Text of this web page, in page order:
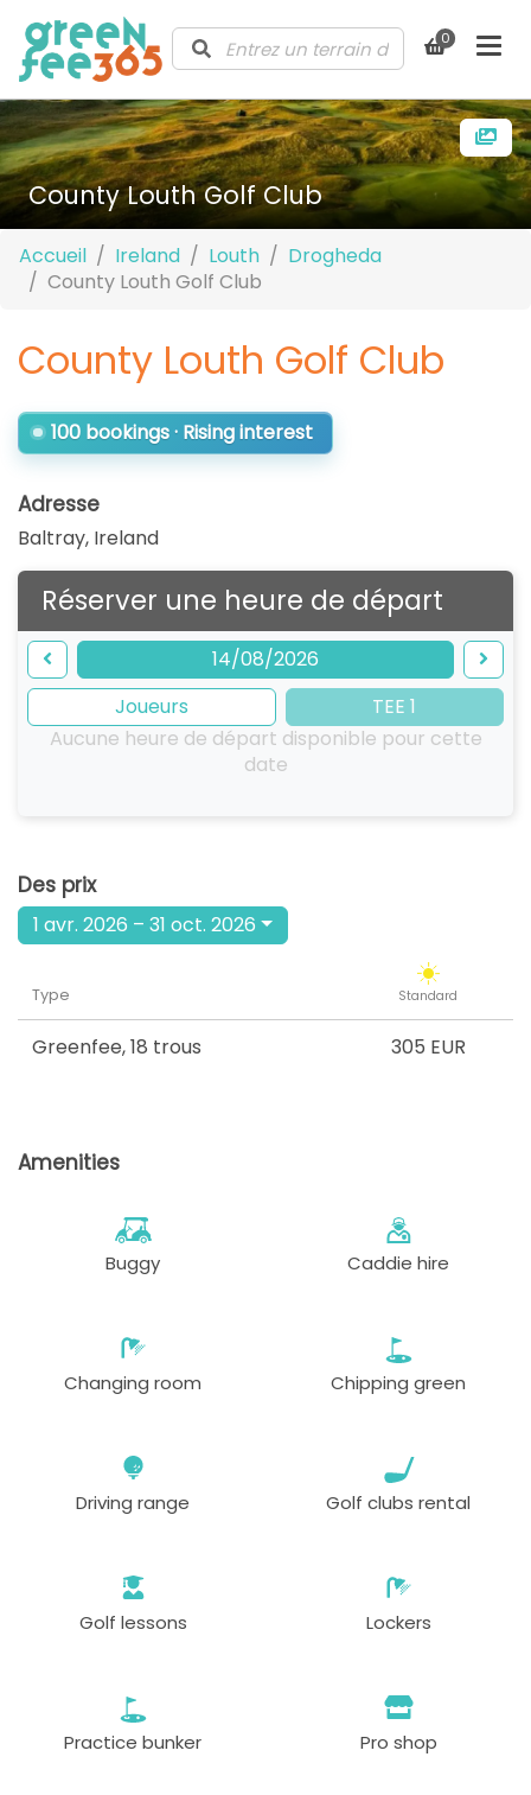
0
County Louth Golf Club
Accueil Ireland Louth
Drogheda
County Louth Golf Club
County Louth Golf Club
100 bookings · Rising interest
Adresse
Baltray, Ireland
Réserver une heure de départ
14/08/2026
Joueurs
TEE 1
Aucune heure de départ disponible pour cette
date
Des prix
1 avr. 2026 – 31 oct. 2026
Type Standard
Greenfee,18 trous 305 EUR
Amenities
Buggy Caddie hire
Changing room Chipping green
Driving range Golf clubs rental
Golf lessons Lockers
Practice bunker Pro shop